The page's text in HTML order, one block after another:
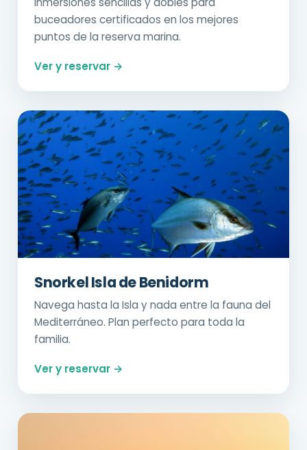
buceadores certificados en los mejores
puntos de la reserva marina.
Ver y reservar →
Snorkel Isla de Benidorm
Navega hasta la Isla y nada entre la fauna del
Mediterráneo. Plan perfecto para toda la
familia.
Ver y reservar →